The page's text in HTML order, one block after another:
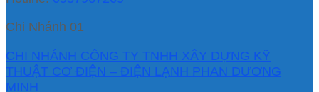
Chi Nhánh 01
CHI NHÁNH CÔNG TY TNHH XÂY DỰNG KỸ
THUẬT CƠ ĐIỆN – ĐIỆN LẠNH PHAN DƯƠNG
MINH